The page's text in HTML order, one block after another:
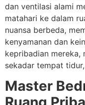
dan ventilasi alami
matahari ke dalam
nuansa berbeda,
kenyamanan dan
kepribadian mereka,
sekadar tempat
Master